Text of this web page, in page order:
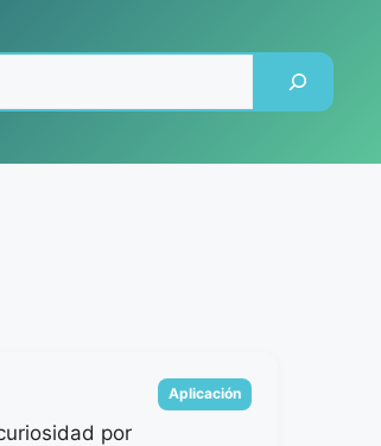
por
Categorias
Aplicación